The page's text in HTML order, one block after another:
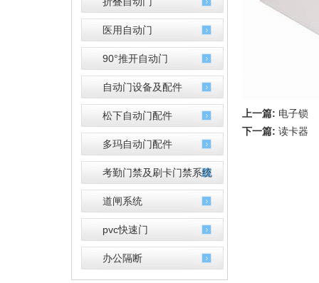
医用自动门
90°推开自动门
自动门设备及配件
松下自动门配件
多玛自动门配件
考勤门禁及刷卡门禁系统
道闸系统
pvc快速门
办公隔断
上一篇: 电子锁
下一篇: 读卡器